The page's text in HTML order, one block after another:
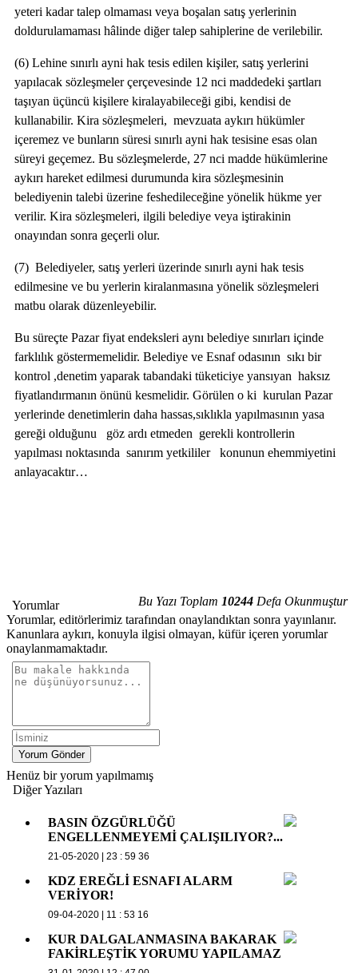
yeteri kadar talep olmaması veya boşalan satış yerlerinin
doldurulamaması hâlinde diğer talep sahiplerine de verilebilir.
(6) Lehine sınırlı ayni hak tesis edilen kişiler, satış yerlerini
yapılacak sözleşmeler çerçevesinde 12 nci maddedeki şartları
taşıyan üçüncü kişilere kiralayabileceği gibi, kendisi de
kullanabilir. Kira sözleşmeleri, mevzuata aykırı hükümler
içeremez ve bunların süresi sınırlı ayni hak tesisine esas olan
süreyi geçemez. Bu sözleşmelerde, 27 nci madde hükümlerine
aykırı hareket edilmesi durumunda kira sözleşmesinin
belediyenin talebi üzerine feshedileceğine yönelik hükme yer
verilir. Kira sözleşmeleri, ilgili belediye veya iştirakinin
onayından sonra geçerli olur.
(7) Belediyeler, satış yerleri üzerinde sınırlı ayni hak tesis
edilmesine ve bu yerlerin kiralanmasına yönelik sözleşmeleri
matbu olarak düzenleyebilir.
Bu süreçte Pazar fiyat endeksleri aynı belediye sınırları içinde
farklılık göstermemelidir. Belediye ve Esnaf odasının sıkı bir
kontrol ,denetim yaparak tabandaki tüketiciye yansıyan haksız
fiyatlandırmanın önünü kesmelidir. Görülen o ki kurulan Pazar
yerlerinde denetimlerin daha hassas,sıklıkla yapılmasının yasa
gereği olduğunu göz ardı etmeden gerekli kontrollerin
yapılması noktasında sanırım yetkililer konunun ehemmiyetini
anlayacaktır…
Bu Yazı Toplam 10244 Defa Okunmuştur
Yorumlar
Yorumlar, editörlerimiz tarafından onaylandıktan sonra yayınlanır.
Kanunlara aykırı, konuyla ilgisi olmayan, küfür içeren yorumlar
onaylanmamaktadır.
Yorum Gönder
Henüz bir yorum yapılmamış
Diğer Yazıları
BASIN ÖZGÜRLÜĞÜ
ENGELLENMEYEMİ ÇALIŞILIYOR?...
21-05-2020 | 23 : 59 36
KDZ EREĞLİ ESNAFI ALARM
VERİYOR!
09-04-2020 | 11 : 53 16
KUR DALGALANMASINA BAKARAK
FAKİRLEŞTİK YORUMU YAPILAMAZ